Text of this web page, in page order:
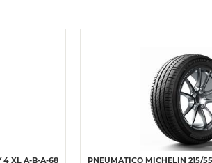
4 XL A-B-A-68 PNEUMATICO MICHELIN 215/